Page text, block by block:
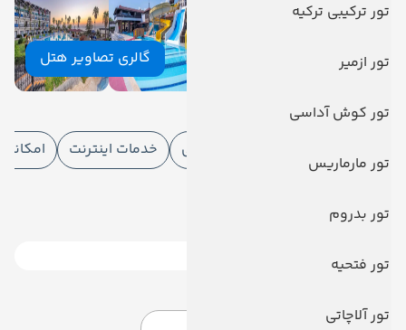
تور ترکیبی ترکیه
تور ازمیر
تور کوش آداسی
تور مارماریس
تور بدروم
تور فتحیه
تور آلاچاتی
گالری تصاویر هتل
امکانات هتل
امکانات تفریحی خدمات اینترنت
اسنک بار
هتل آرماس لابادا بیچ